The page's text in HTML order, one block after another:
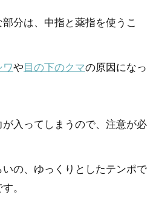
分は、中指と薬指を使うこ
ワや目の下のクマの原因になっ
が入ってしまうので、注意が必
いの、ゆっくりとしたテンポで
。